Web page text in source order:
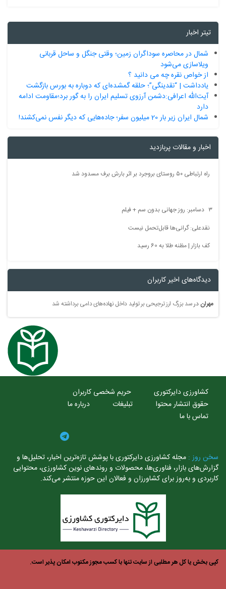
تیتر اخبار
شمال در محاصره سوداگران زمین؛ وقتی جنگل و ساحل قربانی
ویلاسازی می‌شود
از خواص نقره چه می دانید ؟
یادداشت | “نقدینگی”؛ حلقه گمشده‌ای که دوباره به بورس بازگشت
آیت‌الله اعرافی:دشمن آرزوی تسلیم ایران را به گور برد؛مقاومت ادامه
دارد
شمال ایران زیر بار 20 میلیون سفر؛ جاده‌هایی که دیگر نفس نمی‌کشند!
اخبار و مقالات پربازدید
راه ارتباطی ۵۰ روستای بروجرد بر اثر بارش برف مسدود شد
نقدعلی: گرانی‌ها قابل‌تحمل نیست
کف بازار | مظنه طلا به 60 رسید
دیدگاه‌های اخیر کاربران
مهراندرسد بزرگ ارز ترجیحی بر تولید داخل نهاده‌های دامی برداشته شد
کشاورزی دایرکتوری
حریم شخصی کاربران
حقوق انتشار محتوا
تبلیغات
درباره ما
تماس با ما
روز :مجله کشاورزی دایرکتوری با پوشش تازه‌ترین اخبار، تحلیل‌ها و
بازار، فناوری‌ها، محصولات و روندهای نوین کشاورزی، محتوایی
و به‌روز برای کشاورزان و فعالان این حوزه منتشر می‌کند.
بخش یا کل هر مطلبی از سایت تنها با کسب مجوز مکتوب امکان پذیر است.